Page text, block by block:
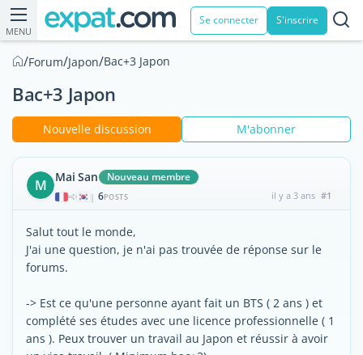
MENU
Se connecter S'inscrire
/Forum/Japon/Bac+3 Japon
Bac+3 Japon
Nouvelle discussion M'abonner
M Mai San Nouveau membre
| 6POSTS il y a 3 ans #1
Salut tout le monde,
J'ai une question, je n'ai pas trouvée de réponse sur le
forums.
-> Est ce qu'une personne ayant fait un BTS ( 2 ans ) et
complété ses études avec une licence professionnelle ( 1
ans ). Peux trouver un travail au Japon et réussir à avoir